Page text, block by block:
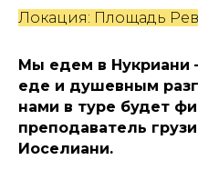
Локация: Площадь
Мы едем в Нукриани
еде и душевным
нами в туре будет
преподаватель
Иоселиани.